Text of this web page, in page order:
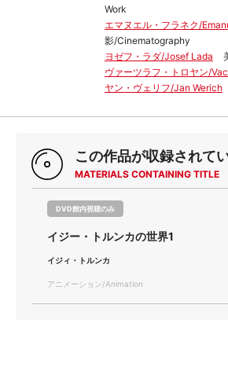
Work
エマヌエル・フラネク/
影/Cinematography
ヨゼフ・ラダ/Josef Lada
ヴァーツラフ・トロヤン/
ヤン・ヴェリフ/Jan Werich
この作品が収録されて
MATERIALS CONTAINING TITLE
DVD館内視聴のみ
イジー・トルンカの世界1
イジィ・トルンカ
アニメーション/Animation